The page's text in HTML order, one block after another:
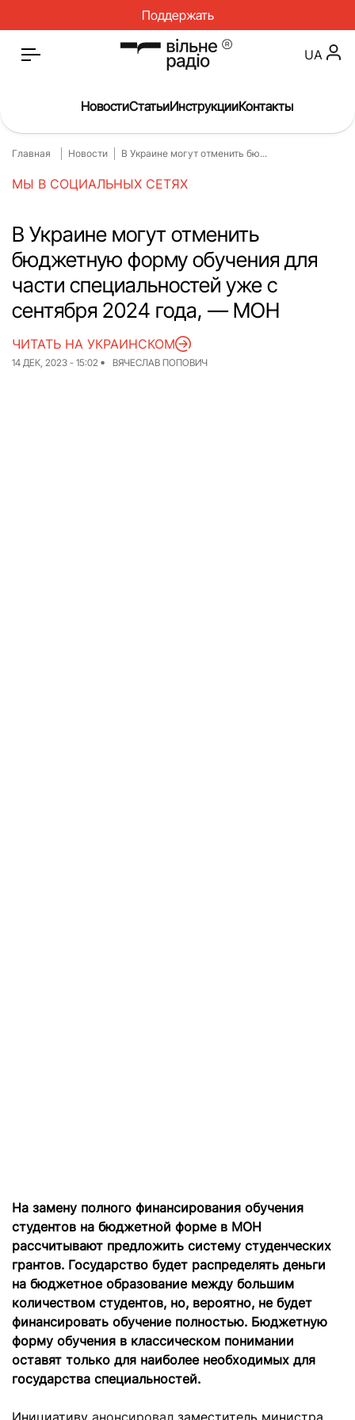
Поддержать
Главная
Новости
О нас
Инструкции
Спорт
Интервью
Досье
Репортаж
Блог
Проекты
Спецпроекты
Архив проектов
UA
НовостиСтатьиИнструкцииКонтакты
Главная Новости В Украине могут отменить бю...
МЫ В СОЦИАЛЬНЫХ СЕТЯХ
В Украине могут отменить
бюджетную форму обучения для
части специальностей уже с
сентября 2024 года, — МОН
14 ДЕК, 2023 - 15:02 ВЯЧЕСЛАВ ПОПОВИЧ
ЧИТАТЬ НА УКРАИНСКОМ
На замену полного финансирования обучения
студентов на бюджетной форме в МОН
рассчитывают предложить систему студенческих
грантов. Государство будет распределять деньги
на бюджетное образование между большим
количеством студентов, но, вероятно, не будет
финансировать обучение полностью. Бюджетную
форму обучения в классическом понимании
оставят только для наиболее необходимых для
государства специальностей.
Инициативу анонсировал заместитель министра